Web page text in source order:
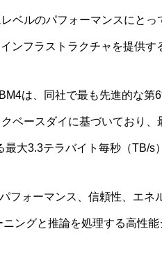
ベルのパフォーマンスにとっ
ンフラストラクチャを提供す
は、同社で最も先進的な第6
ベースダイに基づいており、
大3.3テラバイト毎秒（TB/s
フォーマンス、信頼性、エネ
ングと推論を処理する高性